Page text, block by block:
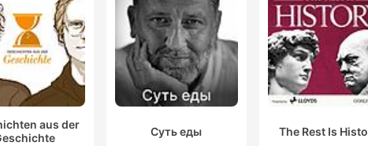
aus der
Суть еды The Rest Is